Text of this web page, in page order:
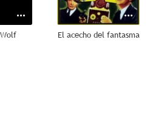
El acecho del fantasma